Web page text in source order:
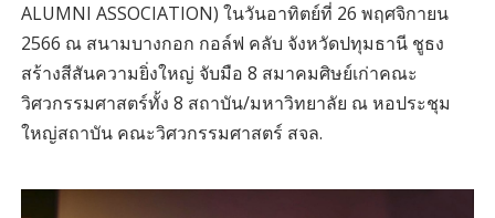
ALUMNI ASSOCIATION) ในวันอาทิตย์ที่ 26 พฤศจิกายน
2566 ณ สนามบางกอก กอล์ฟ คลับ จังหวัดปทุมธานี ชูธง
สร้างสีสันความยิ่งใหญ่ จับมือ 8 สมาคมศิษย์เก่าคณะ
วิศวกรรมศาสตร์ทั้ง 8 สถาบัน/มหาวิทยาลัย ณ หอประชุม
ใหญ่สถาบัน คณะวิศวกรรมศาสตร์ สจล.